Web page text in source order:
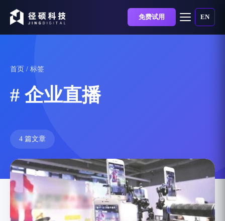
免费试用 EN
首页 / 标签
# 企业直播
4 篇文章